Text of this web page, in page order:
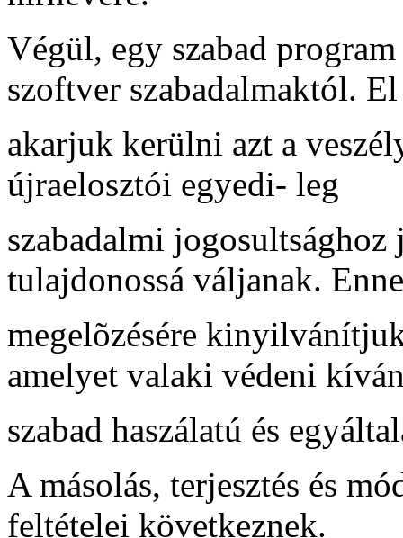
Végül, egy szabad
szoftver szabadalmaktól. El
akarjuk kerülni azt a
újraelosztói egyedi- leg
szabadalmi
tulajdonossá váljanak.
megelõzésére
amelyet valaki védeni
szabad haszálatú és
A másolás, terjesztés és
feltételei következnek.